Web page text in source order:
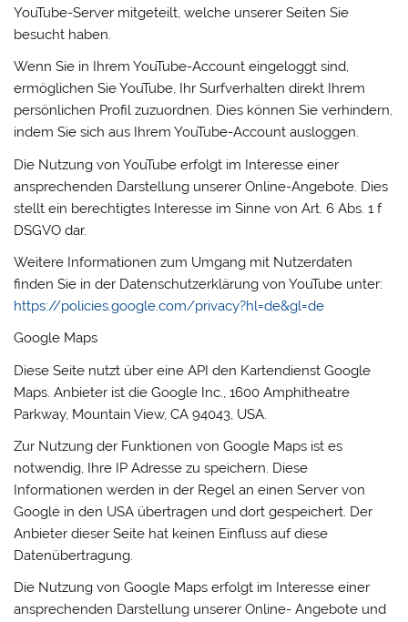
YouTube-Server mitgeteilt, welche unserer Seiten Sie
besucht haben.
Wenn Sie in Ihrem YouTube-Account eingeloggt sind,
ermöglichen Sie YouTube, Ihr Surfverhalten direkt Ihrem
persönlichen Profil zuzuordnen. Dies können Sie verhindern,
indem Sie sich aus Ihrem YouTube-Account ausloggen.
Die Nutzung von YouTube erfolgt im Interesse einer
ansprechenden Darstellung unserer Online-Angebote. Dies
stellt ein berechtigtes Interesse im Sinne von Art. 6 Abs. 1 f
DSGVO dar.
Weitere Informationen zum Umgang mit Nutzerdaten
finden Sie in der Datenschutzerklärung von YouTube unter:
https://policies.google.com/privacy?hl=de&gl=de
Google Maps
Diese Seite nutzt über eine API den Kartendienst Google
Maps. Anbieter ist die Google Inc., 1600 Amphitheatre
Parkway, Mountain View, CA 94043, USA.
Zur Nutzung der Funktionen von Google Maps ist es
notwendig, Ihre IP Adresse zu speichern. Diese
Informationen werden in der Regel an einen Server von
Google in den USA übertragen und dort gespeichert. Der
Anbieter dieser Seite hat keinen Einfluss auf diese
Datenübertragung.
Die Nutzung von Google Maps erfolgt im Interesse einer
ansprechenden Darstellung unserer Online- Angebote und